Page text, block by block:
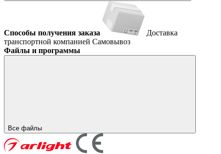
Способы получения заказа
Доставка
транспортной компанией Самовывоз
Файлы и программы
Все файлы